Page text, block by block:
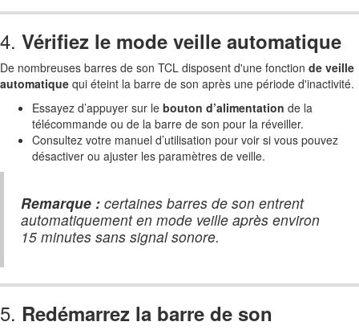
4. Vérifiez le mode veille automatique
De nombreuses barres de son TCL disposent d'une fonction de veille
automatique qui éteint la barre de son après une période d'inactivité.
Essayez d’appuyer sur le bouton d’alimentation de la
télécommande ou de la barre de son pour la réveiller.
Consultez votre manuel d’utilisation pour voir si vous pouvez
désactiver ou ajuster les paramètres de veille.
Remarque : certaines barres de son entrent
automatiquement en mode veille après environ
15 minutes sans signal sonore.
5. Redémarrez la barre de son